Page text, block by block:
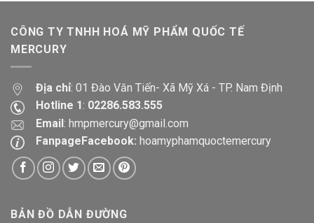
CÔNG TY TNHH HOÁ MỸ PHẨM QUỐC TẾ
MERCURY
Địa chỉ: 01 Đào Văn Tiến- Xã Mỹ Xá - TP. Nam Định
Hotline 1: 02286.583.555
Email: hmpmercury@gmail.com
FanpageFacebook: hoamyphamquoctemercury
BẢN ĐỒ DẪN ĐƯỜNG